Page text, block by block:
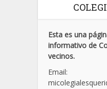
Esta es una
informativo de
vecinos.
Email: